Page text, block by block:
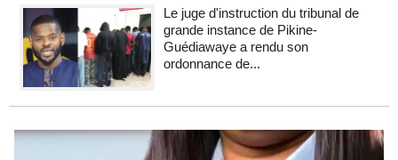
Le juge d'instruction du tribunal de
grande instance de Pikine-
Guédiawaye a rendu son
ordonnance de...